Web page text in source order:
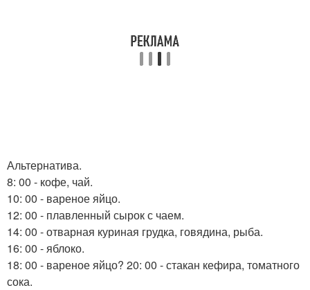
Альтернатива.
8: 00 - кофе, чай.
10: 00 - вареное яйцо.
12: 00 - плавленный сырок с чаем.
14: 00 - отварная куриная грудка, говядина, рыба.
16: 00 - яблоко.
18: 00 - вареное яйцо? 20: 00 - стакан кефира, томатного
сока.